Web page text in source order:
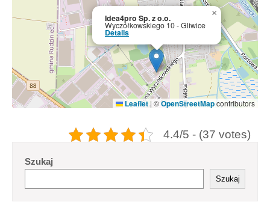
Idea4pro Sp. z o.o.
Wyczółkowskiego 10 - Gliwice
Details
×
Leaflet | ©OpenStreetMapcontributors
4.4/5 - (37 votes)
Szukaj
Szukaj